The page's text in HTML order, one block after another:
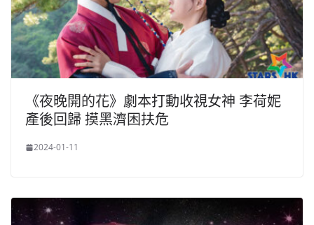
《夜晚開的花》劇本打動收視女神 李荷妮
產後回歸 摸黑濟困扶危
2024-01-11